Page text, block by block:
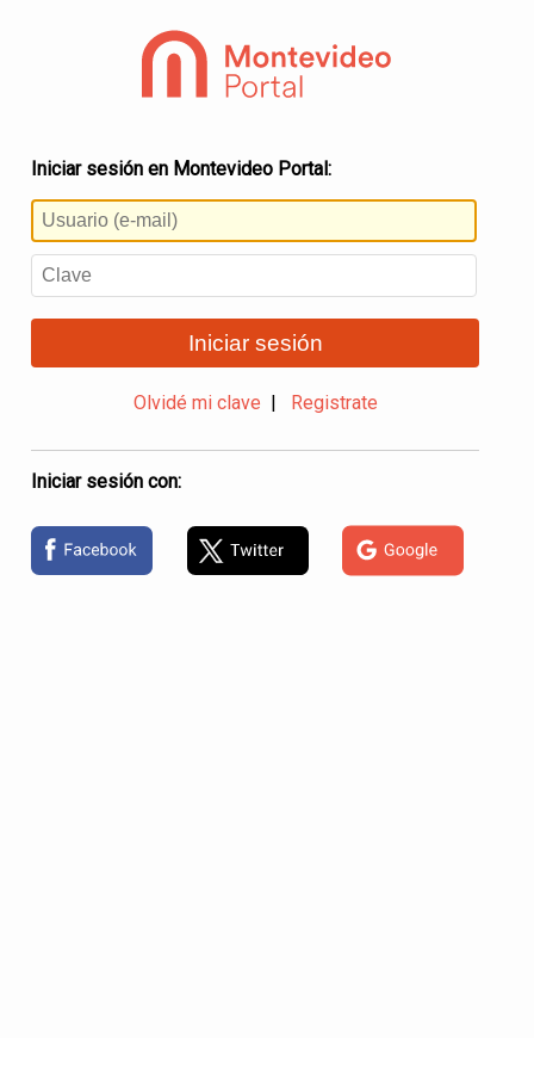
Iniciar sesión en Montevideo Portal:
Iniciar sesión
Olvidé mi clave Registrate
Iniciar sesión con: